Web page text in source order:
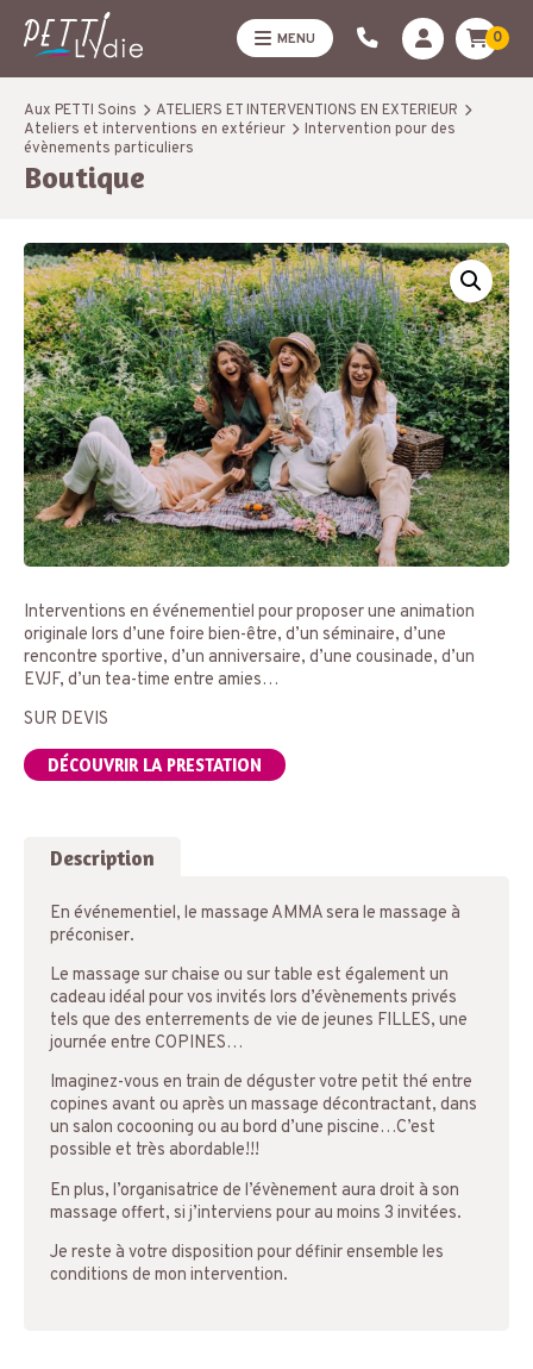
MENU 0
Aux PETTI Soins
ATELIERS ET INTERVENTIONS EN EXTERIEUR
Ateliers et interventions en extérieur
Intervention pour des
évènements particuliers
Boutique
Interventions en événementiel pour proposer une animation
originale lors d’une foire bien-être, d’un séminaire, d’une
rencontre sportive, d’un anniversaire, d’une cousinade, d’un
EVJF, d’un tea-time entre amies…
SUR DEVIS
DÉCOUVRIR LA PRESTATION
Description
En événementiel, le massage AMMA sera le massage à
préconiser.
Le massage sur chaise ou sur table est également un
cadeau idéal pour vos invités lors d’évènements privés
tels que des enterrements de vie de jeunes FILLES, une
journée entre COPINES…
Imaginez-vous en train de déguster votre petit thé entre
copines avant ou après un massage décontractant, dans
un salon cocooning ou au bord d’une piscine…C’est
possible et très abordable!!!
En plus, l’organisatrice de l’évènement aura droit à son
massage offert, si j’interviens pour au moins 3 invitées.
Je reste à votre disposition pour définir ensemble les
conditions de mon intervention.